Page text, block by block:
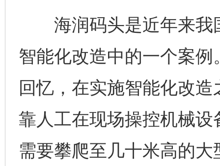
海润码头是近年来我
智能化改造中的一个案
回忆，在实施智能化改
靠人工在现场操控机械
需要攀爬至几十米高的